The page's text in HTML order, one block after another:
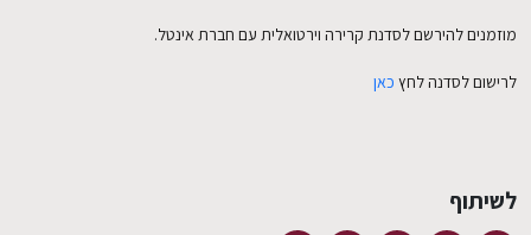
מוזמנים להירשם לסדנת קרירה וירטואלית עם חברת אינטל.
לרישום לסדנה לחץ כאן
לשיתוף